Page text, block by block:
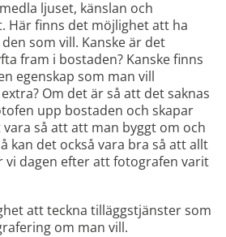
ljuset, känslan och
Här finns det möjlighet att ha
som vill. Kanske är det
fram i bostaden? Kanske finns
egenskap som man vill
Om det är så att det saknas
upp bostaden och skapar
så att att man byggt om och
kan det också vara bra så att allt
vi dagen efter att fotografen varit
att teckna tilläggstjänster som
om man vill.